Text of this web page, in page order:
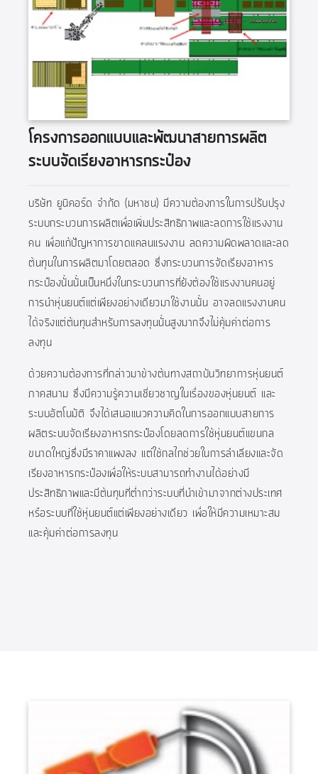
โครงการออกแบบและพัฒนาสายการผลิต
ระบบจัดเรียงอาหารกระป๋อง
บริษัท ยูนิคอร์ด จำกัด (มหาชน) มีความต้องการในการปรับปรุง
ระบบกระบวนการผลิตเพื่อเพิ่มประสิทธิภาพและลดการใช้แรงงาน
คน เพื่อแก้ปัญหาการขาดแคลนแรงงาน ลดความผิดพลาดและลด
ต้นทุนในการผลิตมาโดยตลอด ซึ่งกระบวนการจัดเรียงอาหาร
กระป๋องนั้นนั้นเป็นหนึ่งในกระบวนการที่ยังต้องใช้แรงงานคนอยู่
การนำหุ่นยนต์แต่เพียงอย่างเดียวมาใช้งานนั้น อาจลดแรงงานคน
ได้จริงแต่ต้นทุนสำหรับการลงทุนนั้นสูงมากจึงไม่คุ้มค่าต่อการ
ลงทุน
ด้วยความต้องการที่กล่าวมาข้างต้นทางสถาบันวิทยาการหุ่นยนต์
ภาคสนาม ซึ่งมีความรู้ความเชี่ยวชาญในเรื่องของหุ่นยนต์ และ
ระบบอัตโนมัติ จึงได้เสนอแนวความคิดในการออกแบบสายการ
ผลิตระบบจัดเรียงอาหารกระป๋องโดยลดการใช้หุ่นยนต์แขนกล
ขนาดใหญ่ซึ่งมีราคาแพงลง แต่ใช้กลไกช่วยในการลำเลียงและจัด
เรียงอาหารกระป๋องเพื่อให้ระบบสามารถทำงานได้อย่างมี
ประสิทธิภาพและมีต้นทุนที่ต่ำกว่าระบบที่นำเข้ามาจากต่างประเทศ
หรือระบบที่ใช้หุ่นยนต์แต่เพียงอย่างเดียว เพื่อให้มีความเหมาะสม
และคุ้มค่าต่อการลงทุน